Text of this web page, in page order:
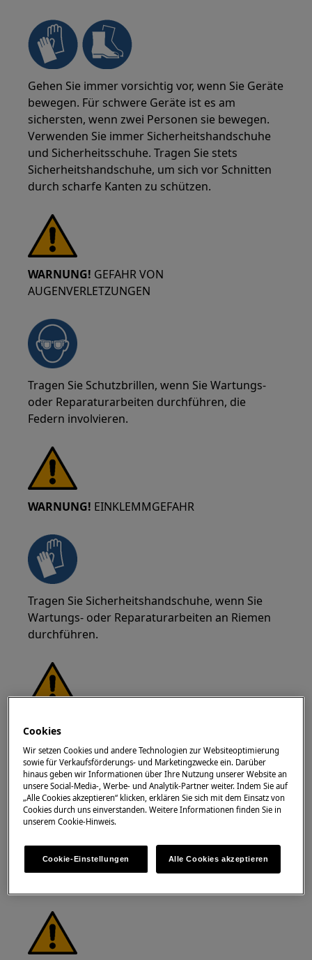
Gehen Sie immer vorsichtig vor, wenn Sie Geräte
bewegen. Für schwere Geräte ist es am
sichersten, wenn zwei Personen sie bewegen.
Verwenden Sie immer Sicherheitshandschuhe
und Sicherheitsschuhe. Tragen Sie stets
Sicherheitshandschuhe, um sich vor Schnitten
durch scharfe Kanten zu schützen.
WARNUNG! GEFAHR VON
AUGENVERLETZUNGEN
Tragen Sie Schutzbrillen, wenn Sie Wartungs-
oder Reparaturarbeiten durchführen, die
Federn involvieren.
WARNUNG! EINKLEMMGEFAHR
Tragen Sie Sicherheitshandschuhe, wenn Sie
Wartungs- oder Reparaturarbeiten an Riemen
durchführen.
WARNUNG!NICHT FÜR KINDER GEEIGNET
Halten Sie alle Kleinteile und Verpackungen
Jahren wegen Erstickungsgefahr. Die Installation
und Benutzung sollte nur von Erwachsenen
Cookies
Wir setzen Cookies und andere Technologien zur Websiteoptimierung
sowie für Verkaufsförderungs- und Marketingzwecke ein. Darüber
hinaus geben wir Informationen über Ihre Nutzung unserer Website an
unsere Social-Media-, Werbe- und Analytik-Partner weiter. Indem Sie auf
„Alle Cookies akzeptieren“ klicken, erklären Sie sich mit dem Einsatz von
Cookies durch uns einverstanden. Weitere Informationen finden Sie in
unserem Cookie-Hinweis.
Cookie-Einstellungen Alle Cookies akzeptieren